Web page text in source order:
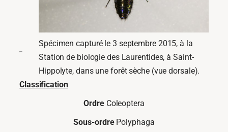
Spécimen capturé le 3 septembre 2015, à la
Station de biologie des Laurentides, à Saint-
Hippolyte, dans une forêt sèche (vue dorsale).
Classification
Ordre Coleoptera
Sous-ordre Polyphaga